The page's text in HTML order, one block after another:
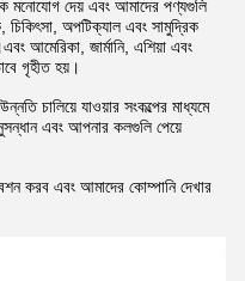
মনোযোগ দেয় এবং আমাদের পণ্যগুলি
চিকিৎসা, অপটিক্যাল এবং সামুদ্রিক
আমেরিকা, জার্মানি, এশিয়া এবং
গৃহীত হয়।
চালিয়ে যাওয়ার সংকল্পের মাধ্যমে
এবং আপনার কলগুলি পেয়ে
করব এবং আমাদের কোম্পানি দেখার